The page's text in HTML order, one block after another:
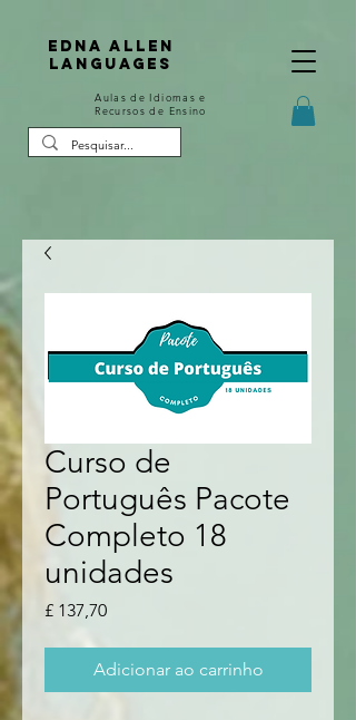
Edna Allen
Languages
Aulas de Idiomas e
Recursos de Ensino
Curso de
Português Pacote
Completo 18
unidades
£ 137,70Preço
Adicionar ao carrinho